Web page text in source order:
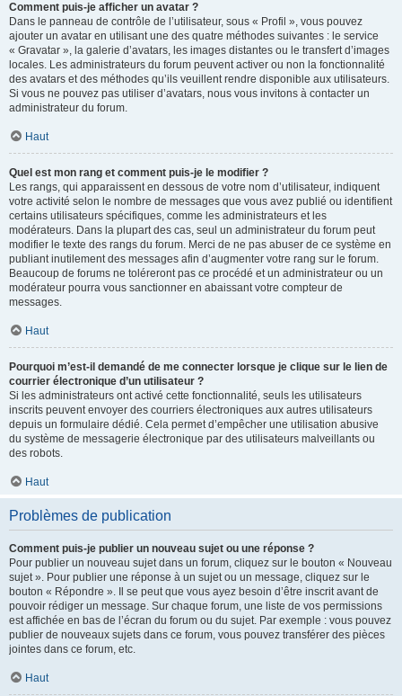
Comment puis-je afficher un avatar ?
Dans le panneau de contrôle de l’utilisateur, sous « Profil », vous pouvez
ajouter un avatar en utilisant une des quatre méthodes suivantes : le service
« Gravatar », la galerie d’avatars, les images distantes ou le transfert d’images
locales. Les administrateurs du forum peuvent activer ou non la fonctionnalité
des avatars et des méthodes qu’ils veuillent rendre disponible aux utilisateurs.
Si vous ne pouvez pas utiliser d’avatars, nous vous invitons à contacter un
administrateur du forum.
Haut
Quel est mon rang et comment puis-je le modifier ?
Les rangs, qui apparaissent en dessous de votre nom d’utilisateur, indiquent
votre activité selon le nombre de messages que vous avez publié ou identifient
certains utilisateurs spécifiques, comme les administrateurs et les
modérateurs. Dans la plupart des cas, seul un administrateur du forum peut
modifier le texte des rangs du forum. Merci de ne pas abuser de ce système en
publiant inutilement des messages afin d’augmenter votre rang sur le forum.
Beaucoup de forums ne toléreront pas ce procédé et un administrateur ou un
modérateur pourra vous sanctionner en abaissant votre compteur de
messages.
Haut
Pourquoi m’est-il demandé de me connecter lorsque je clique sur le lien de
courrier électronique d’un utilisateur ?
Si les administrateurs ont activé cette fonctionnalité, seuls les utilisateurs
inscrits peuvent envoyer des courriers électroniques aux autres utilisateurs
depuis un formulaire dédié. Cela permet d’empêcher une utilisation abusive
du système de messagerie électronique par des utilisateurs malveillants ou
des robots.
Haut
Problèmes de publication
Comment puis-je publier un nouveau sujet ou une réponse ?
Pour publier un nouveau sujet dans un forum, cliquez sur le bouton « Nouveau
sujet ». Pour publier une réponse à un sujet ou un message, cliquez sur le
bouton « Répondre ». Il se peut que vous ayez besoin d’être inscrit avant de
pouvoir rédiger un message. Sur chaque forum, une liste de vos permissions
est affichée en bas de l’écran du forum ou du sujet. Par exemple : vous pouvez
publier de nouveaux sujets dans ce forum, vous pouvez transférer des pièces
jointes dans ce forum, etc.
Haut